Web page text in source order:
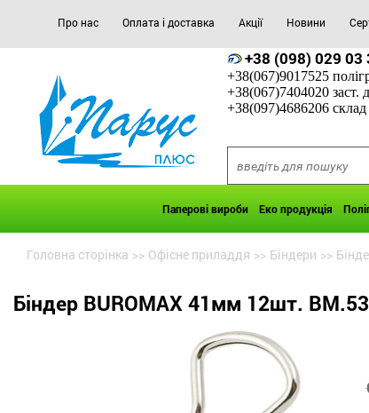
Про нас Оплата і доставка Акції Новини
+38 (098) 029 03
+38(067)9017525
+38(067)7404020 заст.
+38(097)4686206 склад
Паперові вироби Еко продукція
Головна сторінка >> Офісне приладдя >> Біндери >>
Біндер BUROMAX 41мм 12шт.